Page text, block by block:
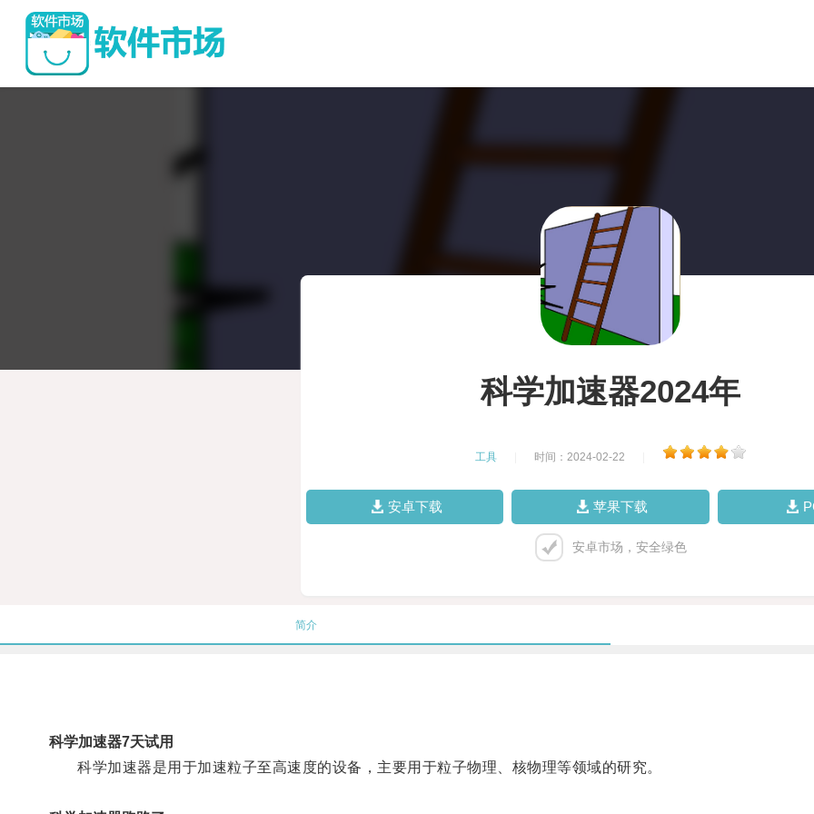
科学加速器2024年
工具 时间：2024-02-22
安卓下载 苹果下载
安卓市场，安全绿色
简介
科学加速器7天试用
科学加速器是用于加速粒子至高速度的设备，主要用于粒子物理、核物理等领域的研究。